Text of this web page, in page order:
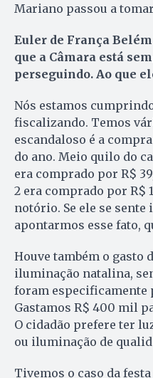
Mariano passou a
Euler de França
que a Câmara está
perseguindo. Ao que
Nós estamos
fiscalizando. Temos
escandaloso é a
do ano. Meio quilo do
era comprado por R$
2 era comprado por R$
notório. Se ele se
apontarmos esse fato,
Houve também o gasto
iluminação natalina,
foram especificamente
Gastamos R$ 400 mil
O cidadão prefere ter
ou iluminação de
Tivemos o caso da